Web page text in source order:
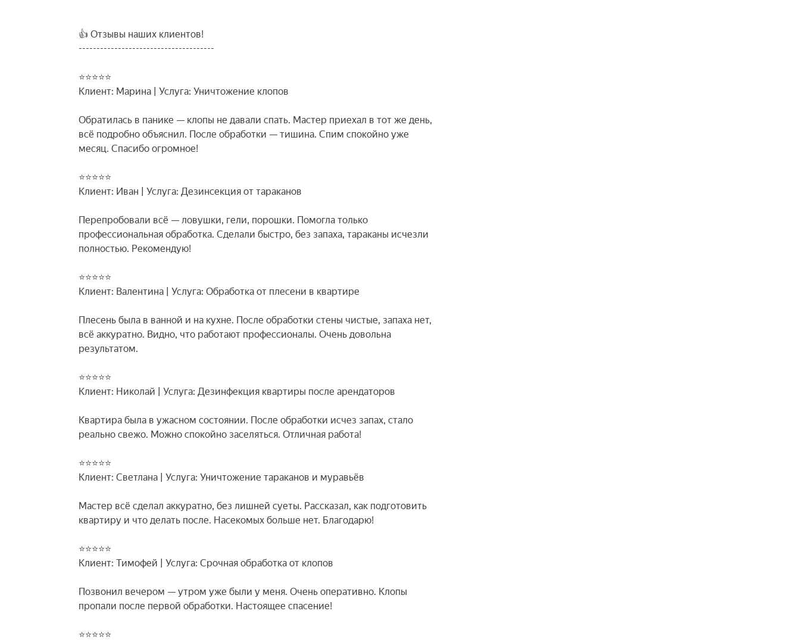
👍 Отзывы наших клиентов!
--------------------------------------
⭐⭐⭐⭐⭐
Клиент: Марина | Услуга: Уничтожение клопов
Обратилась в панике — клопы не давали спать. Мастер приехал в тот же день,
всё подробно объяснил. После обработки — тишина. Спим спокойно уже
месяц. Спасибо огромное!
⭐⭐⭐⭐⭐
Клиент: Иван | Услуга: Дезинсекция от тараканов
Перепробовали всё — ловушки, гели, порошки. Помогла только
профессиональная обработка. Сделали быстро, без запаха, тараканы исчезли
полностью. Рекомендую!
⭐⭐⭐⭐⭐
Клиент: Валентина | Услуга: Обработка от плесени в квартире
Плесень была в ванной и на кухне. После обработки стены чистые, запаха нет,
всё аккуратно. Видно, что работают профессионалы. Очень довольна
результатом.
⭐⭐⭐⭐⭐
Клиент: Николай | Услуга: Дезинфекция квартиры после арендаторов
Квартира была в ужасном состоянии. После обработки исчез запах, стало
реально свежо. Можно спокойно заселяться. Отличная работа!
⭐⭐⭐⭐⭐
Клиент: Светлана | Услуга: Уничтожение тараканов и муравьёв
Мастер всё сделал аккуратно, без лишней суеты. Рассказал, как подготовить
квартиру и что делать после. Насекомых больше нет. Благодарю!
⭐⭐⭐⭐⭐
Клиент: Тимофей | Услуга: Срочная обработка от клопов
Позвонил вечером — утром уже были у меня. Очень оперативно. Клопы
пропали после первой обработки. Настоящее спасение!
⭐⭐⭐⭐⭐